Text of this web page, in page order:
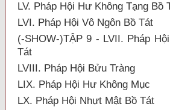
LV. Pháp Hội Hư Không Tạng Bồ
LVI. Pháp Hội Vô Ngôn Bồ Tát
(-SHOW-)TẬP 9 - LVII. Pháp
Tát
LVIII. Pháp Hội Bửu Tràng
LIX. Pháp Hội Hư Không Mục
LX. Pháp Hội Nhựt Mật Bồ Tát